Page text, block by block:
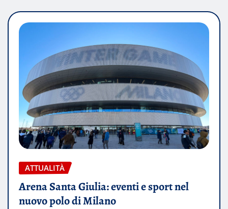
ATTUALITÀ
Arena Santa Giulia: eventi e sport nel
nuovo polo di Milano